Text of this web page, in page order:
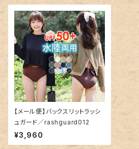
【メール便】バックスリットラッシ
ュガード／rashguard012
¥3,960